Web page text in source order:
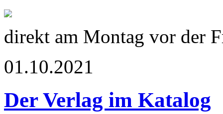
direkt am Montag vor der
01.10.2021
Der Verlag im Katalog